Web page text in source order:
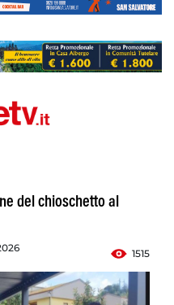
del chioschetto al
1515